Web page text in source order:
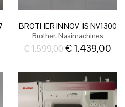
BROTHER INNOV-IS NV1300
Brother, Naaimachines
€1.599,00€ 1.439,00